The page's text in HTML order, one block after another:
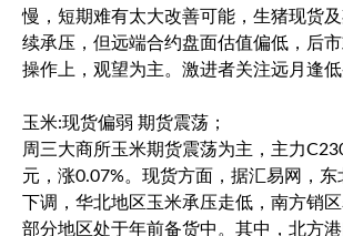
慢，短期难有太大改善可能，生猪现货
续承压，但远端合约盘面估值偏低，后市
操作上，观望为主。激进者关注远月逢低
玉米:现货偏弱 期货震荡；
周三大商所玉米期货震荡为主，主力
元，涨0.07%。现货方面，据汇易网，东
下调，华北地区玉米承压走低，南方销
部分地区处于年前备货中。其中，北方